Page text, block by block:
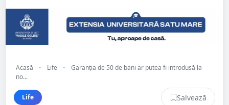
Acasă • Life •
Garanția de 50 de bani ar putea fi introdusă la
no...
Life Salvează